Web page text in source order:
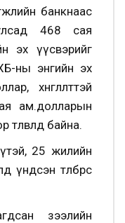
банкнаас
468 сая
эх үүсвэрийг
ны энгийн эх
хөнгөлөлттэй
ам.долларын
байна.
25 жилийн
төлбөрөөс
зээлийн